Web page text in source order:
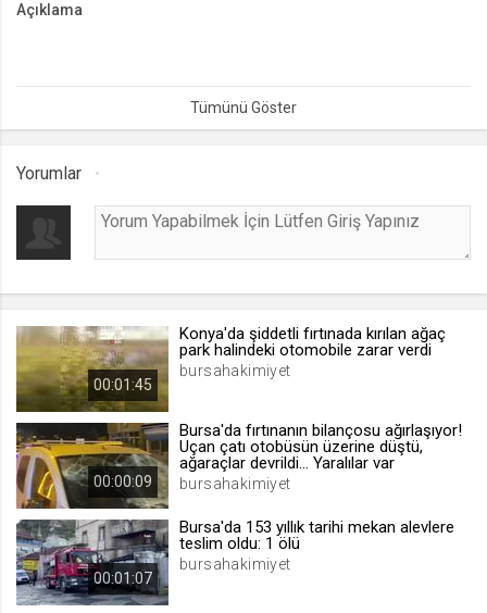
Seçilen dil tercihini tutmak
.web.tv
[hash]
.web.tv
channelCategories
Site içeriği önerme
1 yıl
Açıklama
çarpıştığı kazada 1 kişi hayatını kaybetti, 4 kişi yaralandı. Kaza anı
güvenlik kamerasına yansıdı.
Yorumlar
00:01:45
Konya'da şiddetli fırtınada kırılan ağaç
park halindeki otomobile zarar verdi
bursahakimiyet
00:00:09
Bursa'da fırtınanın bilançosu ağırlaşıyor!
Uçan çatı otobüsün üzerine düştü,
ağaraçlar devrildi... Yaralılar var
bursahakimiyet
00:01:07
Bursa'da 153 yıllık tarihi mekan alevlere
teslim oldu: 1 ölü
bursahakimiyet